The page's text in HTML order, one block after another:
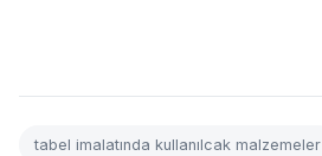
tabel imalatında kullanılcak malzemeler